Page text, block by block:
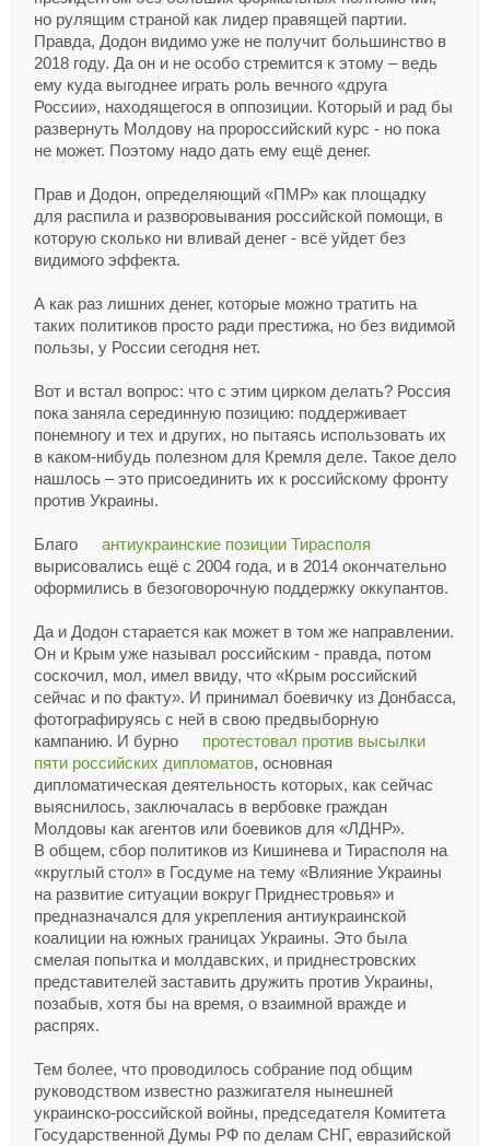
но рулящим страной как лидер правящей партии.
Правда, Додон видимо уже не получит большинство в
2018 году. Да он и не особо стремится к этому – ведь
ему куда выгоднее играть роль вечного «друга
России», находящегося в оппозиции. Который и рад бы
развернуть Молдову на пророссийский курс - но пока
не может. Поэтому надо дать ему ещё денег.
Прав и Додон, определяющий «ПМР» как площадку
для распила и разворовывания российской помощи, в
которую сколько ни вливай денег - всё уйдет без
видимого эффекта.
А как раз лишних денег, которые можно тратить на
таких политиков просто ради престижа, но без видимой
пользы, у России сегодня нет.
Вот и встал вопрос: что с этим цирком делать? Россия
пока заняла серединную позицию: поддерживает
понемногу и тех и других, но пытаясь использовать их
в каком-нибудь полезном для Кремля деле. Такое дело
нашлось – это присоединить их к российскому фронту
против Украины.
Благо
антиукраинские позиции Тирасполя
вырисовались ещё с 2004 года, и в 2014 окончательно
оформились в безоговорочную поддержку оккупантов.
Да и Додон старается как может в том же направлении.
Он и Крым уже называл российским - правда, потом
соскочил, мол, имел ввиду, что «Крым российский
сейчас и по факту». И принимал боевичку из Донбасса,
фотографируясь с ней в свою предвыборную
кампанию. И бурно
протестовал против высылки
пяти российских дипломатов, основная
дипломатическая деятельность которых, как сейчас
выяснилось, заключалась в вербовке граждан
Молдовы как агентов или боевиков для «ЛДНР».
В общем, сбор политиков из Кишинева и Тирасполя на
«круглый стол» в Госдуме на тему «Влияние Украины
на развитие ситуации вокруг Приднестровья» и
предназначался для укрепления антиукраинской
коалиции на южных границах Украины. Это была
смелая попытка и молдавских, и приднестровских
представителей заставить дружить против Украины,
позабыв, хотя бы на время, о взаимной вражде и
распрях.
Тем более, что проводилось собрание под общим
руководством известно разжигателя нынешней
украинско-российской войны, председателя Комитета
Государственной Думы РФ по делам СНГ, евразийской